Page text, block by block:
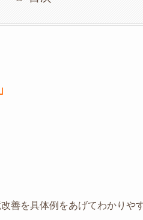
善を具体例をあげてわかりや